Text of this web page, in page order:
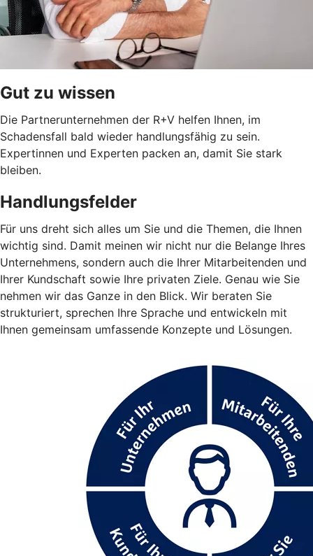
Gut zu wissen
Die Partnerunternehmen der R+V helfen Ihnen, im
Schadensfall bald wieder handlungsfähig zu sein.
Expertinnen und Experten packen an, damit Sie stark
bleiben.
Handlungsfelder
Für uns dreht sich alles um Sie und die Themen, die Ihnen
wichtig sind. Damit meinen wir nicht nur die Belange Ihres
Unternehmens, sondern auch die Ihrer Mitarbeitenden und
Ihrer Kundschaft sowie Ihre privaten Ziele. Genau wie Sie
nehmen wir das Ganze in den Blick. Wir beraten Sie
strukturiert, sprechen Ihre Sprache und entwickeln mit
Ihnen gemeinsam umfassende Konzepte und Lösungen.